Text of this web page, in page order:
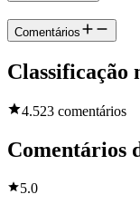
Comentários
Classificação
4.523 comentários
Comentários
5.0